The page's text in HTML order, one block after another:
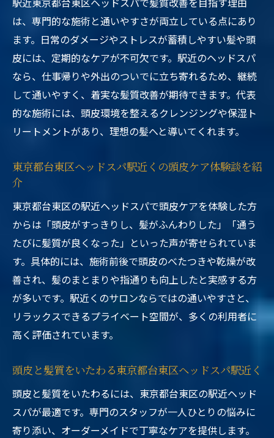
は、専門的な施術と通いやすさが両立している点にあり
ます。日常のダメージやストレスが蓄積しやすい髪や頭
皮には、定期的なケアが不可欠です。駅近のヘッドスパ
なら、仕事帰りや外出のついでに立ち寄れるため、継続
して通いやすく、着実な髪質改善が期待できます。代表
的な施術には、頭皮環境を整えるクレンジングや保湿ト
リートメントがあり、理想の髪へと導いてくれます。
東京都台東区ヘッドスパ駅近くの頭皮ケア体験談を紹
介
東京都台東区の駅近ヘッドスパで頭皮ケアを体験した方
からは「頭皮がすっきりし、髪がふんわりした」「通う
たびに髪質が良くなった」といった声が寄せられていま
す。具体的には、施術前後で頭皮のべたつきや乾燥が改
善され、髪のまとまりや指通りも向上したと実感する方
が多いです。駅近くのサロンならではの通いやすさと、
リラックスできるプライベート空間が、多くの利用者に
高く評価されています。
頭皮と髪質をいたわる東京都台東区ヘッドスパ駅近く
頭皮と髪質をいたわるには、東京都台東区の駅近ヘッド
スパが最適です。専門のスタッフが一人ひとりの悩みに
寄り添い、オーダーメイドで丁寧なケアを提供します。